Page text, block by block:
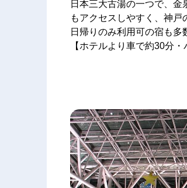
日本三大古湯の一つで、
もアクセスしやすく、神戸
日帰りのみ利用可の宿も多
【ホテルより車で約30分・